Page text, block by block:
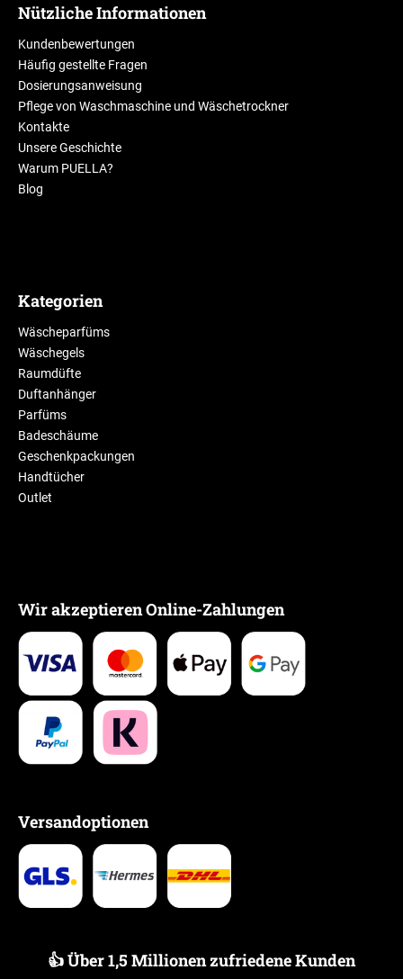
Nützliche Informationen
Kundenbewertungen
Häufig gestellte Fragen
Dosierungsanweisung
Pflege von Waschmaschine und Wäschetrockner
Kontakte
Unsere Geschichte
Warum PUELLA?
Blog
Kategorien
Wäscheparfüms
Wäschegels
Raumdüfte
Duftanhänger
Parfüms
Badeschäume
Geschenkpackungen
Handtücher
Outlet
Wir akzeptieren Online-Zahlungen
Versandoptionen
👍 Über 1,5 Millionen zufriedene Kunden